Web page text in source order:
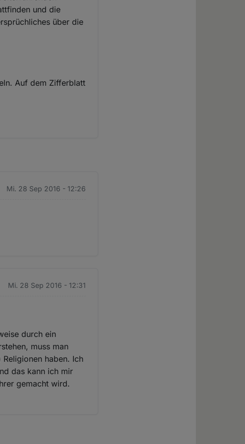
und die
über die
Auf dem Zifferblatt
Mi. 28 Sep 2016 - 12:26
Mi. 28 Sep 2016 - 12:31
durch ein
muss man
haben. Ich
das kann ich mir
gemacht wird.